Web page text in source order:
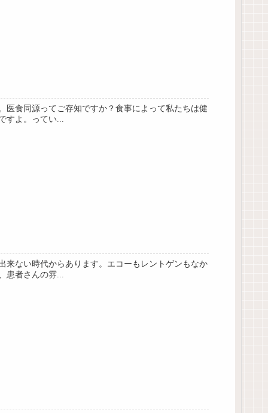
医食同源ってご存知ですか？食事によって私たちは健
すよ。ってい...
来ない時代からあります。エコーもレントゲンもなか
患者さんの雰...